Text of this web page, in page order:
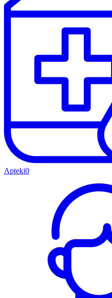
Apteki0